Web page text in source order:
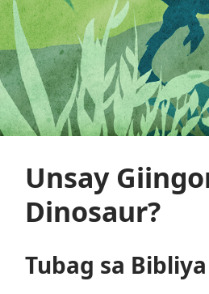
Unsay
Dinosaur?
Tubag sa Bibliya